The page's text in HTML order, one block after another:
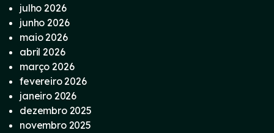
julho 2026
junho 2026
maio 2026
abril 2026
março 2026
fevereiro 2026
janeiro 2026
dezembro 2025
novembro 2025